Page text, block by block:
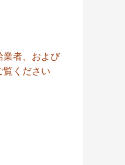
業者、および
覧ください